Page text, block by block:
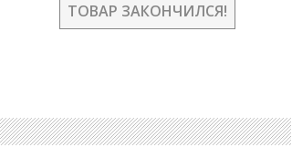
ТОВАР ЗАКОНЧИЛСЯ!